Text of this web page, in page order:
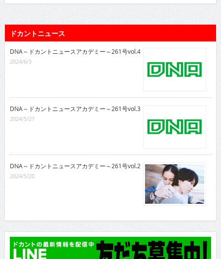
ドカントニュース
DNA～ドカントニュースアカデミー～261号vol.4
2024/6/3
DNA～ドカントニュースアカデミー～261号vol.3
2024/5/27
DNA～ドカントニュースアカデミー～261号vol.2
2024/5/20